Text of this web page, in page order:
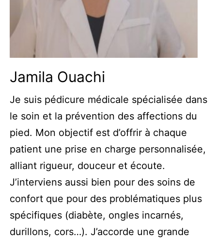
Jamila Ouachi
Je suis pédicure médicale spécialisée dans
le soin et la prévention des affections du
pied. Mon objectif est d’offrir à chaque
patient une prise en charge personnalisée,
alliant rigueur, douceur et écoute.
J’interviens aussi bien pour des soins de
confort que pour des problématiques plus
spécifiques (diabète, ongles incarnés,
durillons, cors…). J’accorde une grande